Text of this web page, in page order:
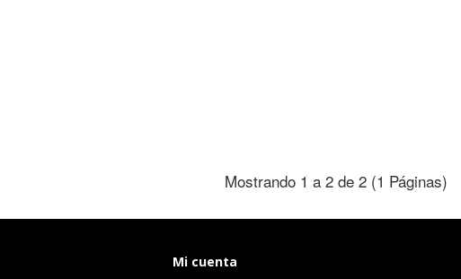
Mostrando 1 a 2 de 2 (1 Páginas)
Mi cuenta